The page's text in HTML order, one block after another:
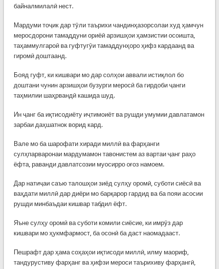
байналмилалӣ нест.
Мардуми тоҷик дар тӯли таърихи чандинҳазорсолаи худ ҳамчун
меросдорони тамаддуни ориёӣ арзишҳои ҳамзистии осоишта,
таҳаммулгароӣ ва гуфтугӯи тамаддунҳоро ҳифз кардаанд ва
гиромӣ доштаанд.
Бояд гуфт, ки кишвари мо дар солҳои аввали истиқлол бо
доштани чунин арзишҳои бузурги меросӣ ба гирдоби ҷанги
таҳмилии шаҳрвандӣ кашида шуд.
Ин ҷанг ба иқтисодиёту иҷтимоиёт ва рушди умумии давлатамон
зарбаи даҳшатнок ворид кард.
Вале мо ба шарофати хиради миллӣ ва фарҳанги
сулҳпарваронаи мардумамон тавонистем аз вартаи ҷанг раҳо
ёфта, раванди давлатсозии муосирро оғоз намоем.
Дар натиҷаи саъю талошҳои зиёд сулҳу оромӣ, суботи сиёсӣ ва
ваҳдати миллӣ дар диёри мо барқарор гардид ва ба пояи асосии
рушди минбаъдаи кишвар табдил ёфт.
Яъне сулҳу оромӣ ва суботи комили сиёсие, ки имрӯз дар
кишвари мо ҳукмфармост, ба осонӣ ба даст наомадааст.
Пешрафт дар ҳама соҳаҳои иқтисоди миллӣ, илму маориф,
тандурустиву фарҳанг ва ҳифзи мероси таърихиву фарҳангӣ,